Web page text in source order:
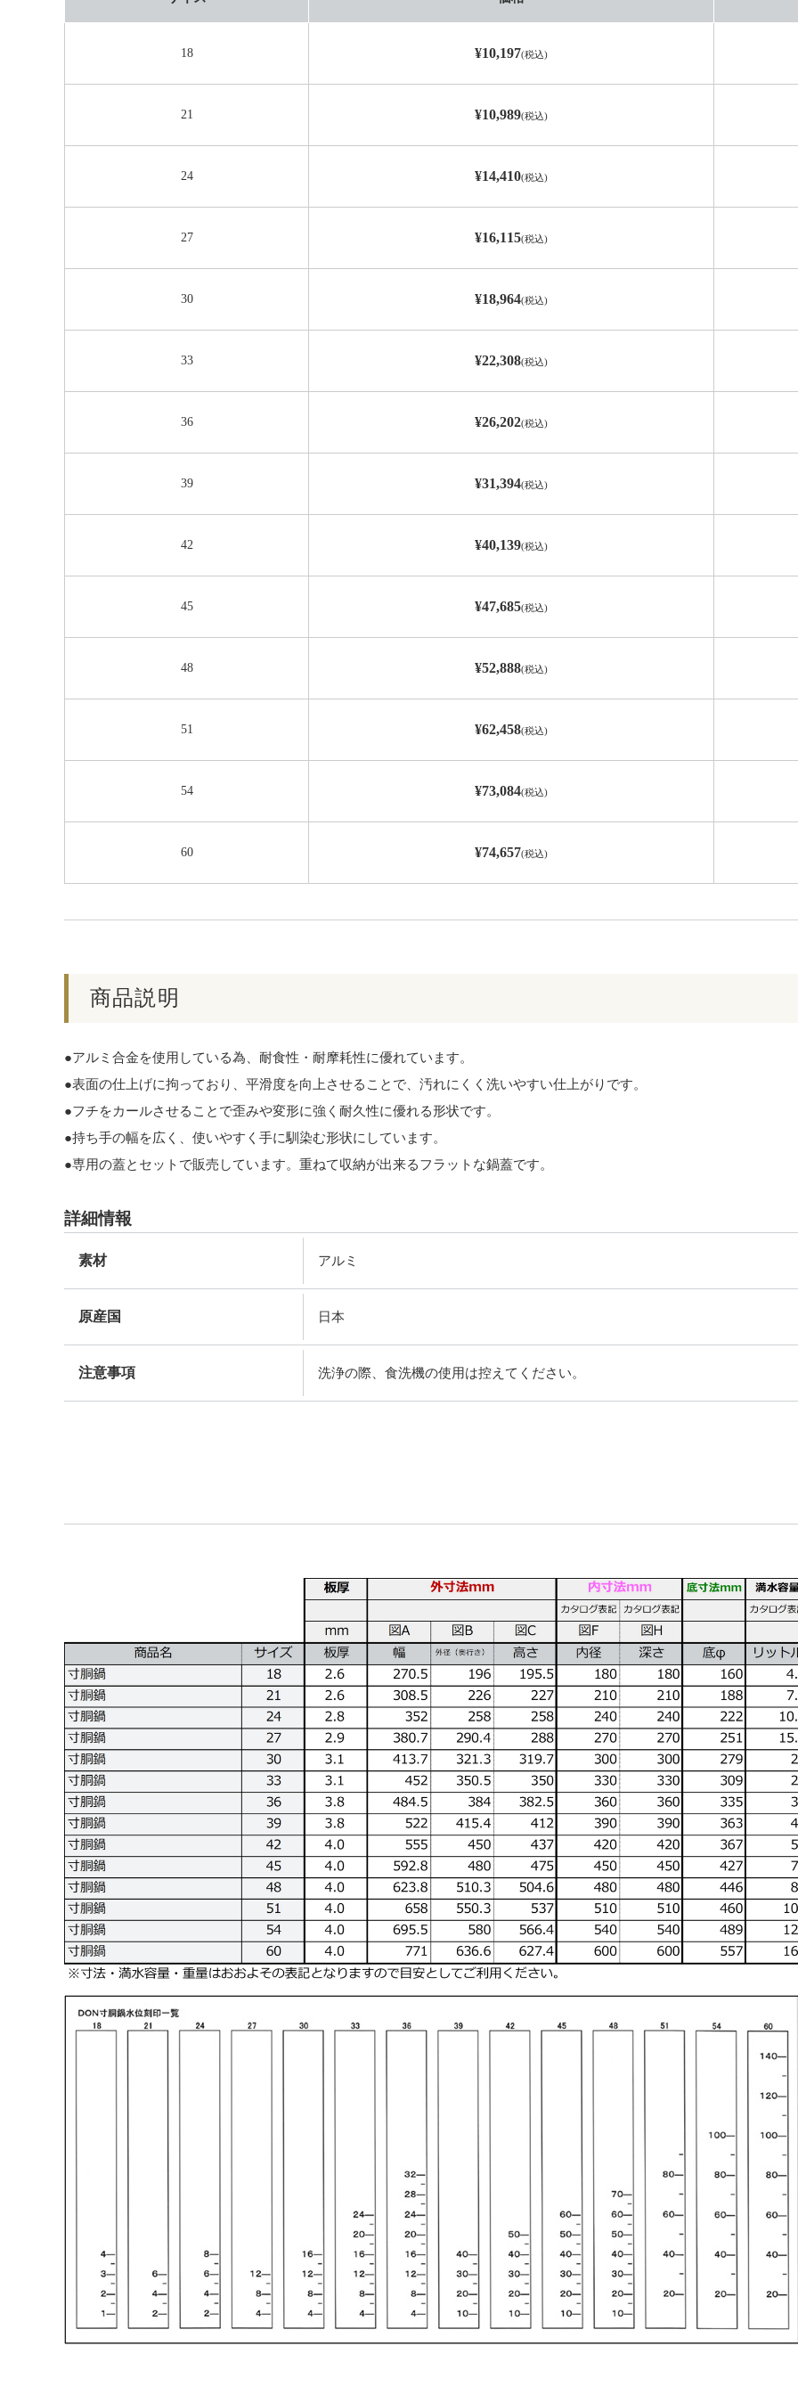
18 ¥10,197(税込)
21 ¥10,989(税込)
24 ¥14,410(税込)
27 ¥16,115(税込)
30 ¥18,964(税込)
33 ¥22,308(税込)
36 ¥26,202(税込)
39 ¥31,394(税込)
42 ¥40,139(税込)
45 ¥47,685(税込)
48 ¥52,888(税込)
51 ¥62,458(税込)
54 ¥73,084(税込)
60 ¥74,657(税込)
商品説明
●アルミ合金を使用している為、耐食性・耐摩耗性に優れています。
●表面の仕上げに拘っており、平滑度を向上させることで、汚れにくく洗いやすい仕上がりです。
●フチをカールさせることで歪みや変形に強く耐久性に優れる形状です。
●持ち手の幅を広く、使いやすく手に馴染む形状にしています。
●専用の蓋とセットで販売しています。重ねて収納が出来るフラットな鍋蓋です。
詳細情報
素材 アルミ
原産国 日本
注意事項 洗浄の際、食洗機の使用は控えてください。